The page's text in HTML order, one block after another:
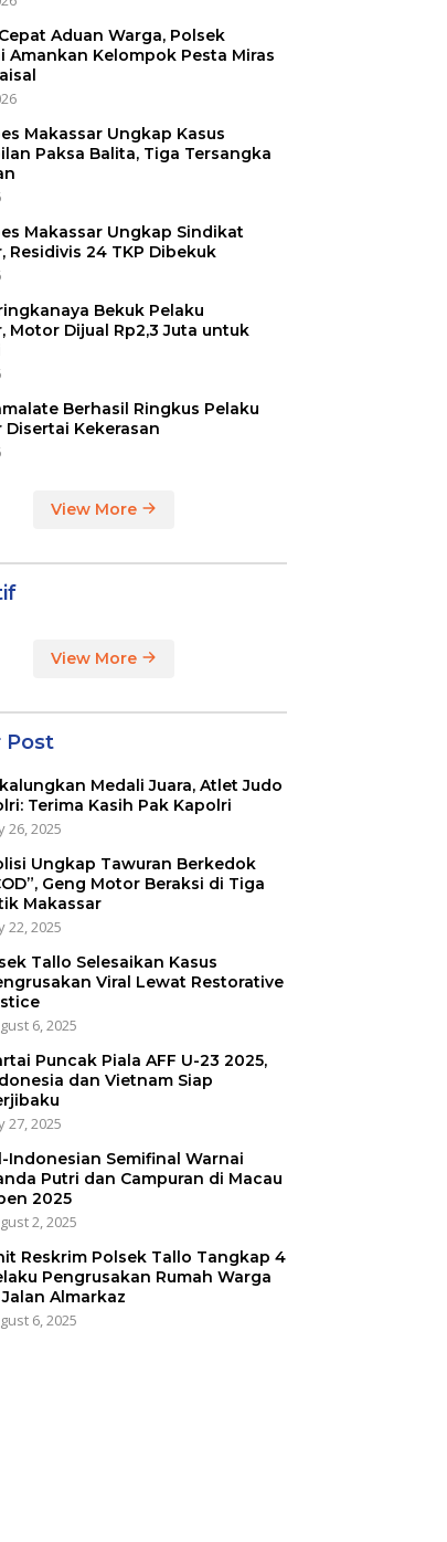
Aduan Warga, Polsek
Amankan Kelompok Pesta Miras
Makassar Ungkap Kasus
Paksa Balita, Tiga Tersangka
Makassar Ungkap Sindikat
Residivis 24 TKP Dibekuk
Bekuk Pelaku
Motor Dijual Rp2,3 Juta untuk
Berhasil Ringkus Pelaku
Disertai Kekerasan
View More
View More
Post
Medali Juara, Atlet Judo
Terima Kasih Pak Kapolri
26, 2025
Ungkap Tawuran Berkedok
Geng Motor Beraksi di Tiga
Makassar
22, 2025
Tallo Selesaikan Kasus
Viral Lewat Restorative
6, 2025
Puncak Piala AFF U-23 2025,
dan Vietnam Siap
27, 2025
Indonesian Semifinal Warnai
Putri dan Campuran di Macau
2025
2, 2025
Reskrim Polsek Tallo Tangkap 4
Pengrusakan Rumah Warga
Almarkaz
6, 2025